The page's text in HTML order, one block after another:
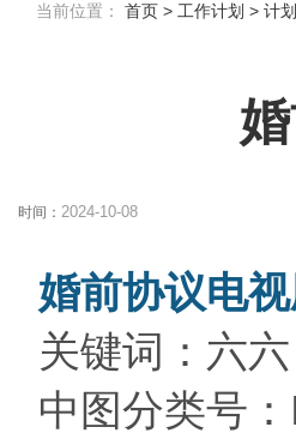
当前位置： 首页 > 工作计划 > 计
时间： 2024-10-08
婚前协议电
关键词：六
中图分类号